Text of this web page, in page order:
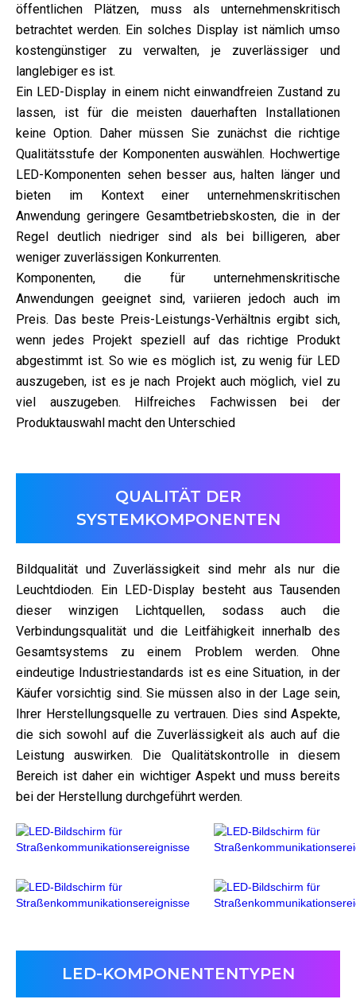
öffentlichen Plätzen, muss als unternehmenskritisch
betrachtet werden. Ein solches Display ist nämlich umso
kostengünstiger zu verwalten, je zuverlässiger und
langlebiger es ist.
Ein LED-Display in einem nicht einwandfreien Zustand zu
lassen, ist für die meisten dauerhaften Installationen
keine Option. Daher müssen Sie zunächst die richtige
Qualitätsstufe der Komponenten auswählen. Hochwertige
LED-Komponenten sehen besser aus, halten länger und
bieten im Kontext einer unternehmenskritischen
Anwendung geringere Gesamtbetriebskosten, die in der
Regel deutlich niedriger sind als bei billigeren, aber
weniger zuverlässigen Konkurrenten.
Komponenten, die für unternehmenskritische
Anwendungen geeignet sind, variieren jedoch auch im
Preis. Das beste Preis-Leistungs-Verhältnis ergibt sich,
wenn jedes Projekt speziell auf das richtige Produkt
abgestimmt ist. So wie es möglich ist, zu wenig für LED
auszugeben, ist es je nach Projekt auch möglich, viel zu
viel auszugeben. Hilfreiches Fachwissen bei der
Produktauswahl macht den Unterschied
QUALITÄT DER
SYSTEMKOMPONENTEN
Bildqualität und Zuverlässigkeit sind mehr als nur die
Leuchtdioden. Ein LED-Display besteht aus Tausenden
dieser winzigen Lichtquellen, sodass auch die
Verbindungsqualität und die Leitfähigkeit innerhalb des
Gesamtsystems zu einem Problem werden. Ohne
eindeutige Industriestandards ist es eine Situation, in der
Käufer vorsichtig sind. Sie müssen also in der Lage sein,
Ihrer Herstellungsquelle zu vertrauen. Dies sind Aspekte,
die sich sowohl auf die Zuverlässigkeit als auch auf die
Leistung auswirken. Die Qualitätskontrolle in diesem
Bereich ist daher ein wichtiger Aspekt und muss bereits
bei der Herstellung durchgeführt werden.
LED-KOMPONENTENTYPEN